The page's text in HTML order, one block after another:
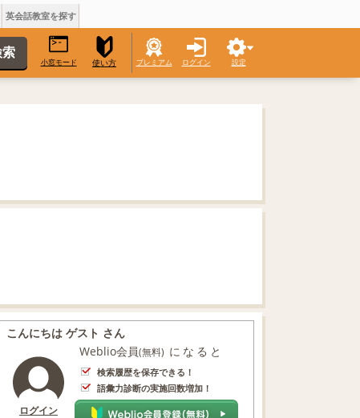
英会話教室を探す
小窓モード 使い方 プレミアム ログイン 設定
こんにちは ゲスト さん
ログイン
Weblio会員(無料) になると
検索履歴を保存できる！
語彙力診断の実施回数増加！